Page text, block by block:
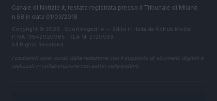
Canale di Notizie.it, testata registrata presso il Tribunale di Milano
n.68 in data 01/03/2018
Copyright © 2026 · Sportmagazine — Edito in Italia da AdHub Media
P.IVA 13542920965 · REA MI 2729933
All Rights Reserved
I contenuti sono curati dalla redazione con il supporto di strumenti digitali e
realizzati in collaborazione con autori indipendenti.